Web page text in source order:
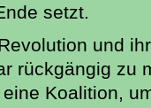
setzt.
und
rückgängig zu
Koalition,